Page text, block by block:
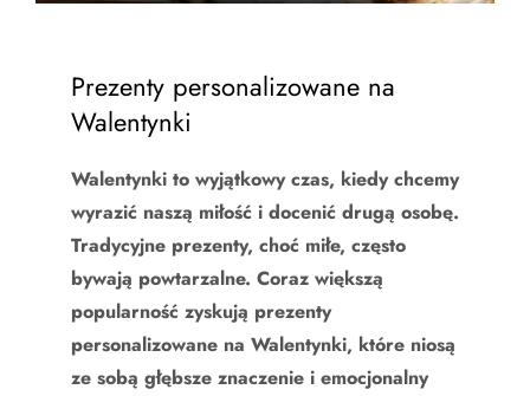
Prezenty personalizowane na
Walentynki
Walentynki to wyjątkowy czas, kiedy chcemy
wyrazić naszą miłość i docenić drugą osobę.
Tradycyjne prezenty, choć miłe, często
bywają powtarzalne. Coraz większą
popularność zyskują prezenty
personalizowane na Walentynki, które niosą
ze sobą głębsze znaczenie i emocjonalny